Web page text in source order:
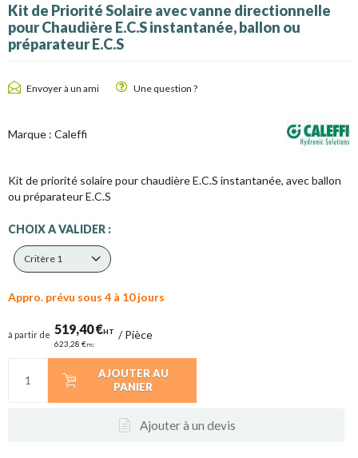
Kit de Priorité Solaire avec vanne directionnelle
pour Chaudière E.C.S instantanée, ballon ou
préparateur E.C.S
Envoyer à un ami Une question ?
Marque : Caleffi
Kit de priorité solaire pour chaudière E.C.S instantanée, avec ballon
ou préparateur E.C.S
CHOIX A VALIDER :
Critère 1
Appro. prévu sous 4 à 10 jours
à partir de 519,40 €HT
623,28 €TTC
/Pièce
AJOUTER AU
PANIER
Ajouter à un devis